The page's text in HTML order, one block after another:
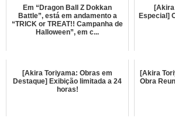
Em “Dragon Ball Z Dokkan
Battle”, está em andamento a
“TRICK or TREAT!! Campanha de
Halloween”, em c...
[Akira
Especial]
[Akira Toriyama: Obras em
Destaque] Exibição limitada a 24
horas!
[Akira
Obra